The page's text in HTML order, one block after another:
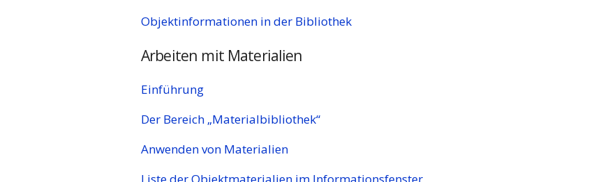
Objektinformationen in der Bibliothek
Arbeiten mit Materialien
Einführung
Der Bereich „Materialbibliothek“
Anwenden von Materialien